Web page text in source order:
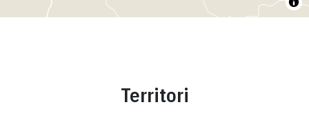
Territori